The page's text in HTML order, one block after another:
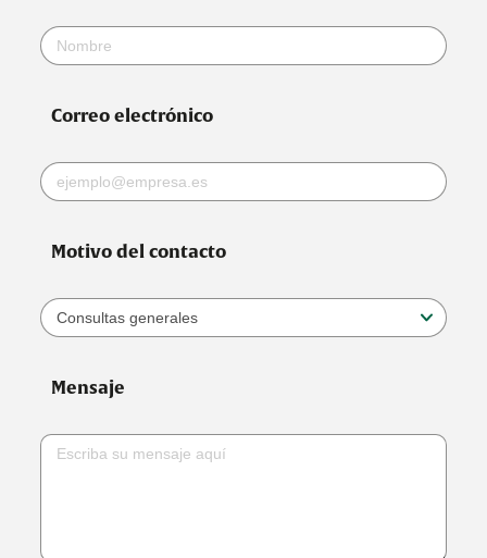
Correo electrónico
Motivo del contacto
Mensaje